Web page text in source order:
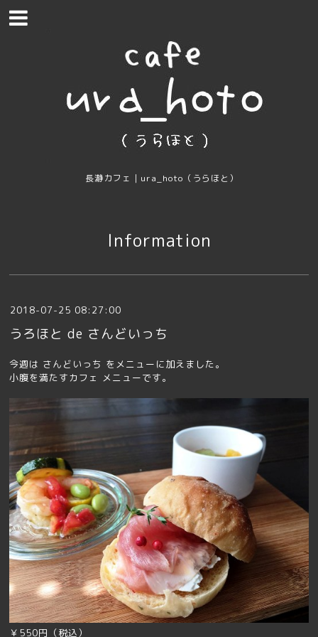
長瀞カフェ｜ura_hoto（うらほと）
Information
2018-07-25 08:27:00
うろほと de さんどいっち
今週は さんどいっち をメニューに加えました。
小腹を満たすカフェ メニューです。
￥550円（税込）